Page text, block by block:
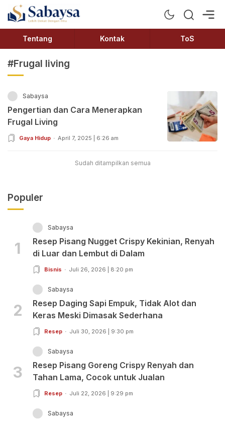
Sabaysa
Lebih Dekat Dengan Ilmu
Tentang Kontak ToS
#Frugal living
Sabaysa
Pengertian dan Cara Menerapkan
Frugal Living
Gaya Hidup April 7, 2025 | 6:26 am
Sudah ditampilkan semua
Populer
1
Sabaysa
Resep Pisang Nugget Crispy Kekinian, Renyah
di Luar dan Lembut di Dalam
Bisnis Juli 26, 2026 | 8:20 pm
2
Sabaysa
Resep Daging Sapi Empuk, Tidak Alot dan
Keras Meski Dimasak Sederhana
Resep Juli 30, 2026 | 9:30 pm
3
Sabaysa
Resep Pisang Goreng Crispy Renyah dan
Tahan Lama, Cocok untuk Jualan
Resep Juli 22, 2026 | 9:29 pm
Sabaysa